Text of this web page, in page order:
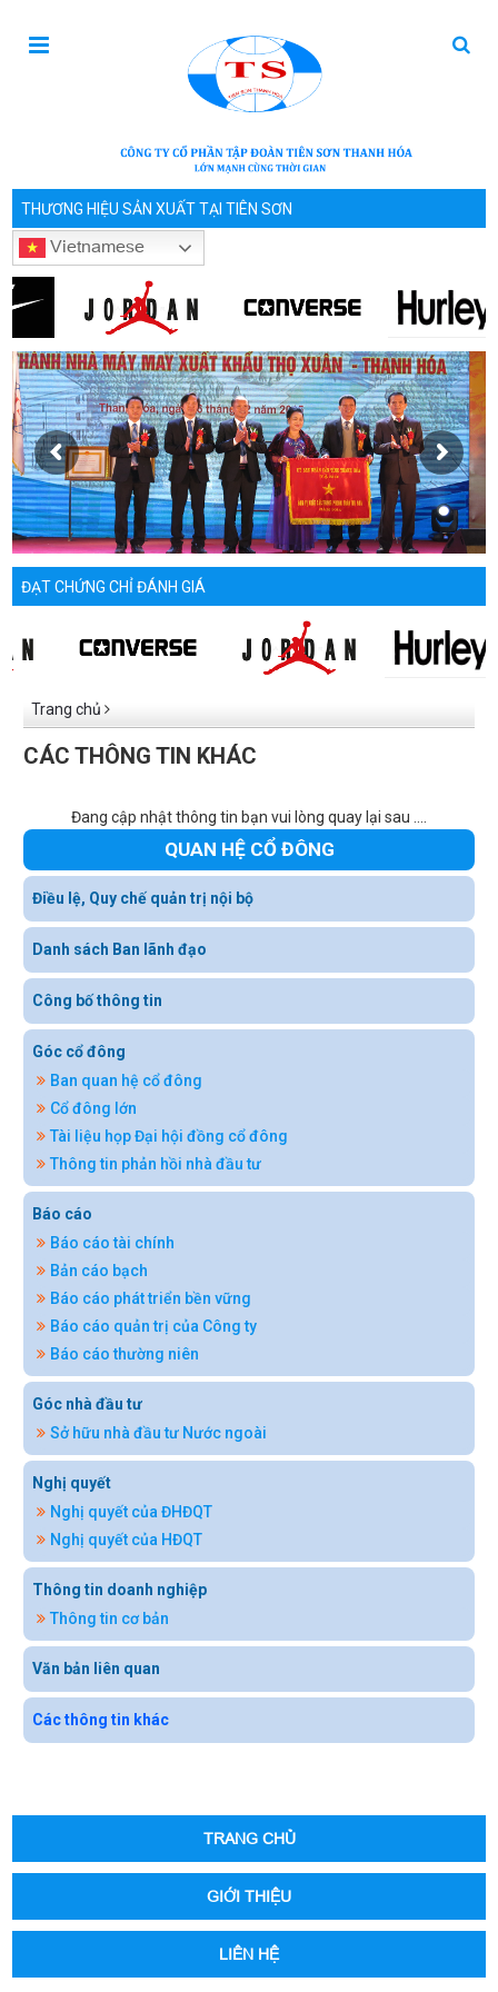
THƯƠNG HIỆU SẢN XUẤT TẠI TIÊN SƠN
Vietnamese
ĐẠT CHỨNG CHỈ ĐÁNH GIÁ
Trang chủ
CÁC THÔNG TIN KHÁC
Đang cập nhật thông tin bạn vui lòng quay lại sau ....
QUAN HỆ CỔ ĐÔNG
Điều lệ, Quy chế quản trị nội bộ
Danh sách Ban lãnh đạo
Công bố thông tin
Góc cổ đông
Ban quan hệ cổ đông
Cổ đông lớn
Tài liệu họp Đại hội đồng cổ đông
Thông tin phản hồi nhà đầu tư
Báo cáo
Báo cáo tài chính
Bản cáo bạch
Báo cáo phát triển bền vững
Báo cáo quản trị của Công ty
Báo cáo thường niên
Góc nhà đầu tư
Sở hữu nhà đầu tư Nước ngoài
Nghị quyết
Nghị quyết của ĐHĐQT
Nghị quyết của HĐQT
Thông tin doanh nghiệp
Thông tin cơ bản
Văn bản liên quan
Các thông tin khác
TRANG CHỦ
GIỚI THIỆU
LIÊN HỆ